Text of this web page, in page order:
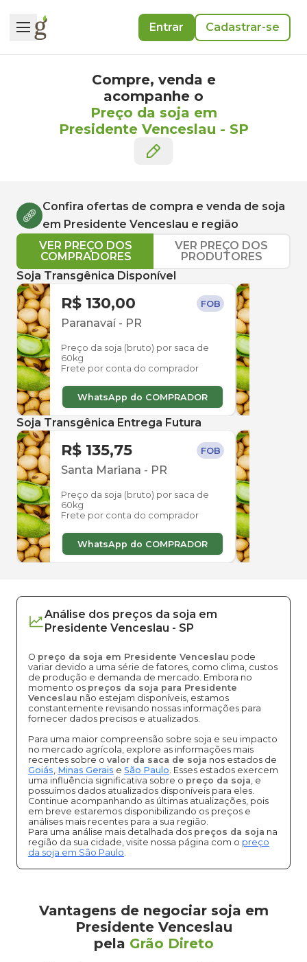
Entrar Cadastrar-se
Compre, venda e
acompanhe o
Preço da soja em
Presidente Venceslau - SP
Confira ofertas de compra e venda de soja
em Presidente Venceslau e região
VER PREÇO DOS
COMPRADORES
VER PREÇO DOS
PRODUTORES
Soja Transgênica Disponível
R$ 130,00 FOB
Paranavaí- PR
Preço da soja (bruto) por saca de
60kg
Frete por conta do comprador
WhatsApp do COMPRADOR
Soja Transgênica Entrega Futura
R$ 135,75 FOB
Santa Mariana - PR
Preço da soja (bruto) por saca de
60kg
Frete por conta do comprador
WhatsApp do COMPRADOR
Análise dos preços da soja em
Presidente Venceslau - SP
O preço da soja em Presidente Venceslau pode
variar devido a uma série de fatores, como clima, custos
de produção e demanda de mercado. Embora no
momento os preços da soja para Presidente
Venceslau não estejam disponíveis, estamos
constantemente revisando nossas informações para
fornecer dados precisos e atualizados.
Para uma maior compreensão sobre soja e seu impacto
no mercado agrícola, explore as informações mais
recentes sobre o valor da saca de soja nos estados de
Goiás, Minas Gerais e São Paulo. Esses estados exercem
uma influência significativa sobre o preço da soja, e
possuímos dados atualizados disponíveis para eles.
Continue acompanhando as últimas atualizações, pois
em breve estaremos disponibilizando os preços e
análises mais recentes para a sua região.
Para uma análise mais detalhada dos preços da soja na
região da sua cidade, visite nossa página com o preço
da soja em São Paulo.
Vantagens de negociar soja em
Presidente Venceslau
pela Grão Direto